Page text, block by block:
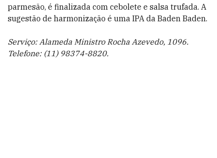
parmesão, é finalizada com cebolete e salsa trufada. A
sugestão de harmonização é uma IPA da Baden Baden.
Serviço: Alameda Ministro Rocha Azevedo, 1096.
Telefone: (11) 98374-8820.